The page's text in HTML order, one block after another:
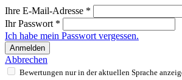
Ihre E-Mail-Adresse *
Ihr Passwort *
Ich habe mein Passwort vergessen.
Anmelden
Abbrechen
Bewertungen nur in der aktuellen Sprache